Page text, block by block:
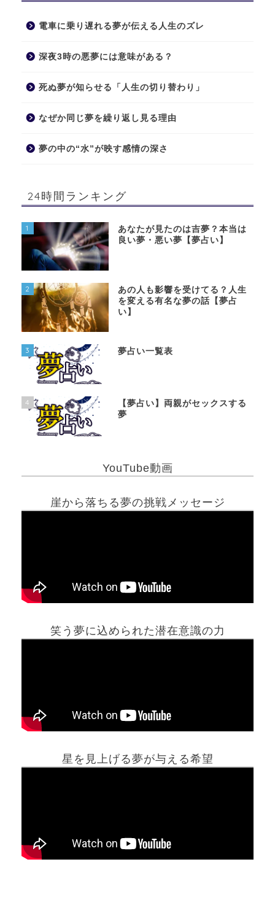
電車に乗り遅れる夢が伝える人生のズレ
深夜3時の悪夢には意味がある？
死ぬ夢が知らせる「人生の切り替わり」
なぜか同じ夢を繰り返し見る理由
夢の中の“水”が映す感情の深さ
24時間ランキング
1
あなたが見たのは吉夢？本当は
良い夢・悪い夢【夢占い】
2
あの人も影響を受けてる？人生
を変える有名な夢の話【夢占
い】
3 夢占い一覧表
4
【夢占い】両親がセックスする
夢
YouTube動画
崖から落ちる夢の挑戦メッセージ
笑う夢に込められた潜在意識の力
星を見上げる夢が与える希望
ホーム
最新記事動画